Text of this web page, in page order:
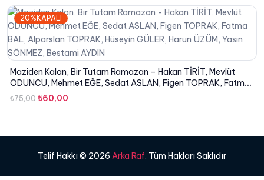
₺120,00.fiyat:
₺96,00.
20%KAPALI
Maziden Kalan, Bir Tutam Ramazan – Hakan TİRİT, Mevlüt
ODUNCU, Mehmet EĞE, Sedat ASLAN, Figen TOPRAK, Fatma
BAL, Alparslan TOPRAK, Hüseyin GÜLER, Harun ÜZÜM, Yasin
SÖNMEZ, Bestami AYDIN
₺75,00 Orijinal
₺60,00
₺60,00.
Telif Hakkı © 2026 Arka Raf. Tüm Hakları Saklıdır